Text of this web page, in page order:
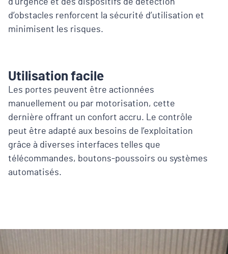
d’urgence et des dispositifs de détection
d’obstacles renforcent la sécurité d’utilisation et
minimisent les risques.
Utilisation facile
Les portes peuvent être actionnées
manuellement ou par motorisation, cette
dernière offrant un confort accru. Le contrôle
peut être adapté aux besoins de l’exploitation
grâce à diverses interfaces telles que
télécommandes, boutons-poussoirs ou systèmes
automatisés.